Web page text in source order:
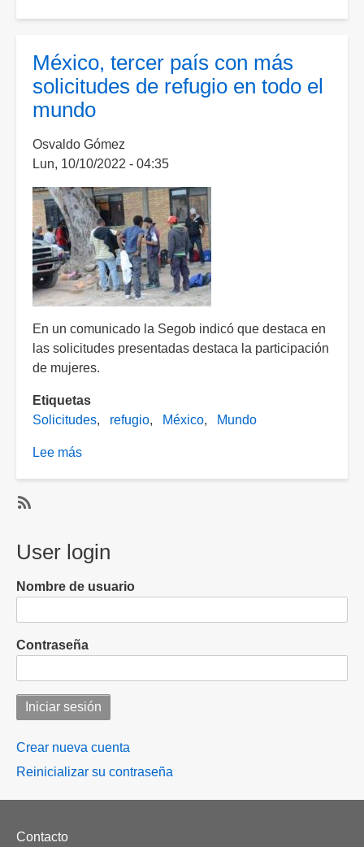
ha
generado
casi
millones
de
refugiados:
OCDE
México, tercer país con más
solicitudes de refugio en todo el
mundo
Osvaldo Gómez
Lun, 10/10/2022 - 04:35
En un comunicado la Segob indicó que destaca en
las solicitudes presentadas destaca la participación
de mujeres.
Etiquetas
Solicitudes
refugio México Mundo
Lee más
más
refugio
el
a
refugio
User login
Nombre de usuario
Contraseña
Crear nueva cuenta
Reinicializar su contraseña
Footer
Contacto